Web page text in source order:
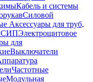
Кабель и системы
Силовой
Аксессуары для труб,
СИПЭлектрощитовое
для
Выключатели
Частотные
Модульная